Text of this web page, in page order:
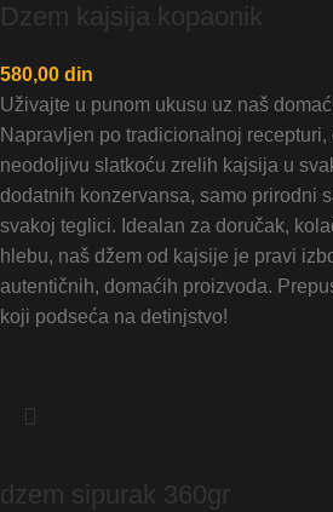
Dzem kajsija kopaonik
580,00 din
Uživajte u punom ukusu uz naš
Napravljen po tradicionalnoj
neodoljivu slatkoću zrelih kajsija u
dodatnih konzervansa, samo prirodni
svakoj teglici. Idealan za doručak,
hlebu, naš džem od kajsije je pravi
autentičnih, domaćih proizvoda.
koji podseća na detinjstvo!
dzem sipurak 360gr